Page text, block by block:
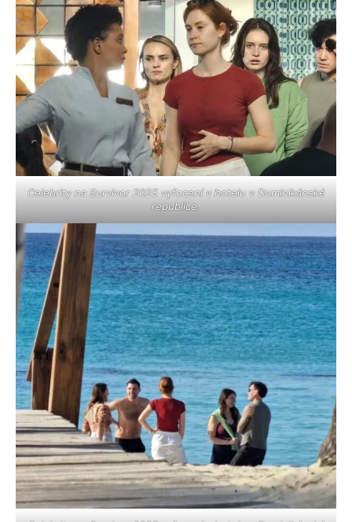
Celebrity na Survivor 2025 vyfocení v hotelu v Dominikánské
republice.